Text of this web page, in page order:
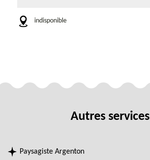
indisponible
Autres services
Paysagiste Argenton